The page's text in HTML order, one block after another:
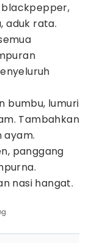
aduk rata.
bumbu, lumuri
Tambahkan
ayam.
panggang
nasi hangat.